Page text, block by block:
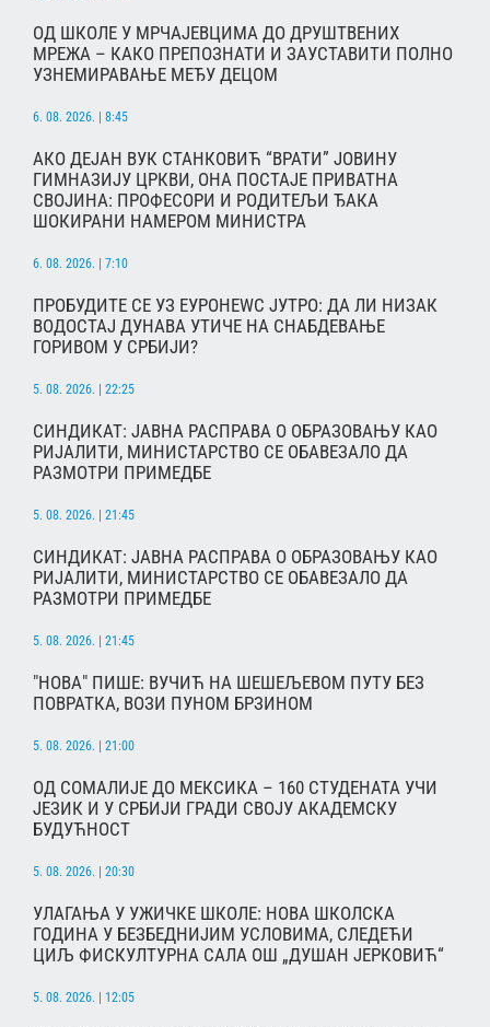
ОД ШКОЛЕ У МРЧАЈЕВЦИМА ДО ДРУШТВЕНИХ
МРЕЖА – КАКО ПРЕПОЗНАТИ И ЗАУСТАВИТИ ПОЛНО
УЗНЕМИРАВАЊЕ МЕЂУ ДЕЦОМ
6. 08. 2026. | 8:45
АКО ДЕЈАН ВУК СТАНКОВИЋ “ВРАТИ” ЈОВИНУ
ГИМНАЗИЈУ ЦРКВИ, ОНА ПОСТАЈЕ ПРИВАТНА
СВОЈИНА: ПРОФЕСОРИ И РОДИТЕЉИ ЂАКА
ШОКИРАНИ НАМЕРОМ МИНИСТРА
6. 08. 2026. | 7:10
ПРОБУДИТЕ СЕ УЗ ЕУРОНЕWС ЈУТРО: ДА ЛИ НИЗАК
ВОДОСТАЈ ДУНАВА УТИЧЕ НА СНАБДЕВАЊЕ
ГОРИВОМ У СРБИЈИ?
5. 08. 2026. | 22:25
СИНДИКАТ: ЈАВНА РАСПРАВА О ОБРАЗОВАЊУ КАО
РИЈАЛИТИ, МИНИСТАРСТВО СЕ ОБАВЕЗАЛО ДА
РАЗМОТРИ ПРИМЕДБЕ
5. 08. 2026. | 21:45
СИНДИКАТ: ЈАВНА РАСПРАВА О ОБРАЗОВАЊУ КАО
РИЈАЛИТИ, МИНИСТАРСТВО СЕ ОБАВЕЗАЛО ДА
РАЗМОТРИ ПРИМЕДБЕ
5. 08. 2026. | 21:45
"НОВА" ПИШЕ: ВУЧИЋ НА ШЕШЕЉЕВОМ ПУТУ БЕЗ
ПОВРАТКА, ВОЗИ ПУНОМ БРЗИНОМ
5. 08. 2026. | 21:00
ОД СОМАЛИЈЕ ДО МЕКСИКА – 160 СТУДЕНАТА УЧИ
ЈЕЗИК И У СРБИЈИ ГРАДИ СВОЈУ АКАДЕМСКУ
БУДУЋНОСТ
5. 08. 2026. | 20:30
УЛАГАЊА У УЖИЧКЕ ШКОЛЕ: НОВА ШКОЛСКА
ГОДИНА У БЕЗБЕДНИЈИМ УСЛОВИМА, СЛЕДЕЋИ
ЦИЉ ФИСКУЛТУРНА САЛА ОШ „ДУШАН ЈЕРКОВИЋ“
5. 08. 2026. | 12:05